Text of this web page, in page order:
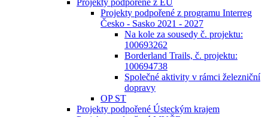
Projekty podpořené z EU
Projekty podpořené z programu Interreg
Česko - Sasko 2021 - 2027
Na kole za sousedy č. projektu:
100693262
Borderland Trails, č. projektu:
100694738
Společné aktivity v rámci železniční
dopravy
OP ST
Projekty podpořené Ústeckým krajem